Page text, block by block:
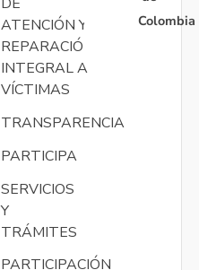
ATENCIÓN Y
REPARACIÓN
INTEGRAL A
VÍCTIMAS
TRANSPARENCIA
PARTICIPA
SERVICIOS
Y
TRÁMITES
PARTICIPACIÓN
Colombia